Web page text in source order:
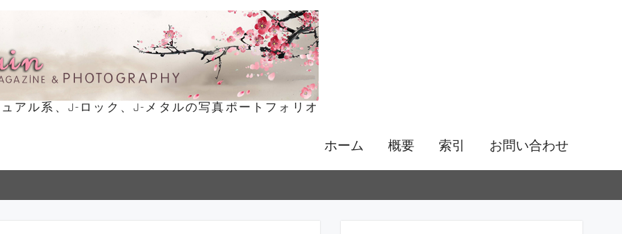
アル系、J-ロック、J-メタルの写真ポートフォリオ
ホーム 概要 索引 お問い合わせ